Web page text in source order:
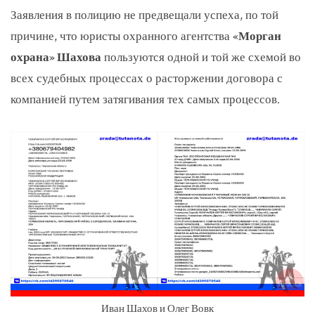
Заявления в полицию не предвещали успеха, по той
причине, что юристы охранного агентства«Морган
охрана» Шаховапользуются одной и той же схемой во
всех судебных процессах о расторжении договора с
компанией путем затягивания тех самых процессов.
Иван Шахов и Олег Вовк